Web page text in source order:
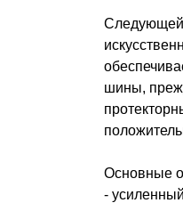
Следующей
шины,
Основные
-